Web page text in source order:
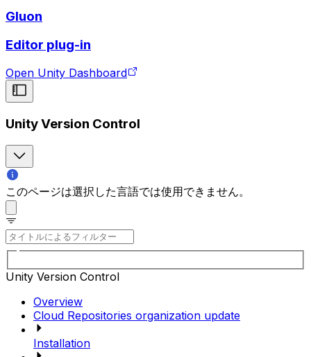
Gluon
Editor plug-in
Open Unity Dashboard
Unity Version Control
このページは選択した言語では使用できません。
Unity Version Control
Overview
Cloud Repositories organization update
Installation